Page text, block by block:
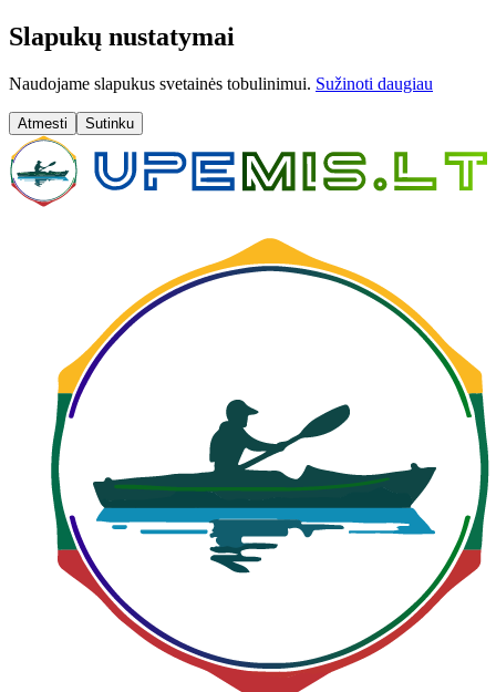
Slapukų nustatymai
Naudojame slapukus svetainės tobulinimui. Sužinoti daugiau
Atmesti Sutinku